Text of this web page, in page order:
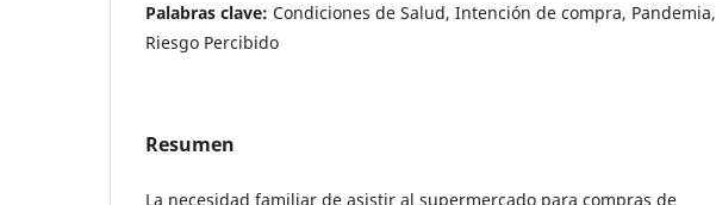
Palabras clave: Condiciones de Salud, Intención de compra, Pandemia,
Riesgo Percibido
Resumen
La necesidad familiar de asistir al supermercado para compras de